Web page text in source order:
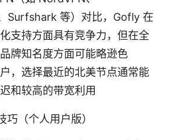
Surfshark 等）对比，Gofly 在
支持方面具有竞争力，但在全
牌知名度方面可能略逊色
，选择最近的北美节点通常能
和较高的带宽利用
巧（个人用户版）